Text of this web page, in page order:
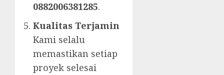
0882006381285.
Kualitas Terjamin
Kami selalu
memastikan setiap
proyek selesai